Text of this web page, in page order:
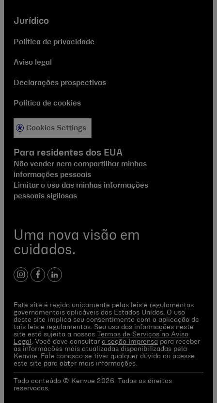
Uma nova visão em
cuidados.
instagram
facebook
linkedin
Jurídico
Política de privacidade
Aviso legal
Declarações prospectivas
Política de cookies
Cookies Settings
Para residentes dos EUA
Não vender nem compartilhar minhas
informações pessoais
Limitar o uso das minhas informações
pessoais sigilosas
Este site é regido unicamente pelas leis e regulamentos
governamentais aplicáveis dos Estados Unidos. O uso
deste site implica seu consentimento com a aplicação de
tais leis e regulamentos. Seu uso das informações neste
site está sujeito a nossos Termos de Serviços no Aviso
Legal
. Você deve consultar a seção Imprensa para receber
as informações mais atualizadas disponibilizadas pela
Kenvue.
Fale conosco se tiver qualquer dúvida ou acesse
este site para obter mais informações.
Todo conteúdo © Kenvue 2026. Todos os direitos
reservados.